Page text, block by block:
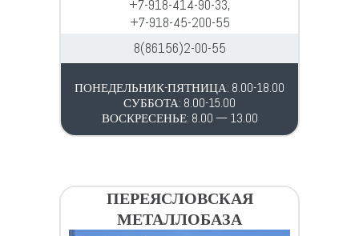
+7-918-414-90-33,
+7-918-45-200-55
8(86156)2-00-55
ПОНЕДЕЛЬНИК-ПЯТНИЦА: 8.00-18.00
СУББОТА: 8.00-15.00
ВОСКРЕСЕНЬЕ: 8.00 — 13.00
ПЕРЕЯСЛОВСКАЯ
МЕТАЛЛОБАЗА